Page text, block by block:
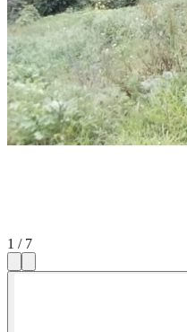
1 / 7